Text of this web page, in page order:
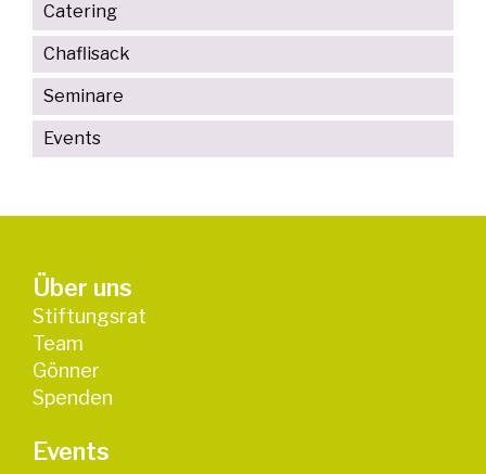
Catering
Chaflisack
Seminare
Events
Über uns
Stiftungsrat
Team
Gönner
Spenden
Events